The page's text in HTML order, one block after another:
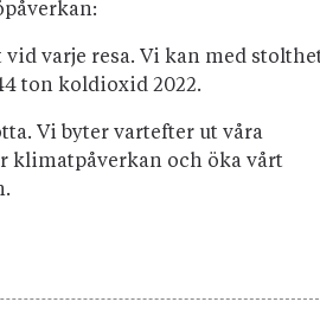
varje resa. Vi kan med
ton koldioxid 2022.
Vi byter vartefter ut våra
och öka vårt